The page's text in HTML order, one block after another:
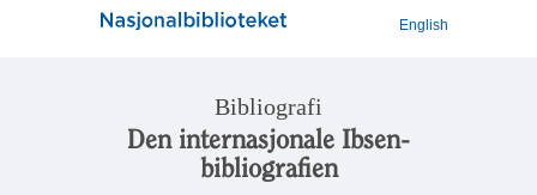
English
Bibliografi
Den internasjonale Ibsen-
bibliografien